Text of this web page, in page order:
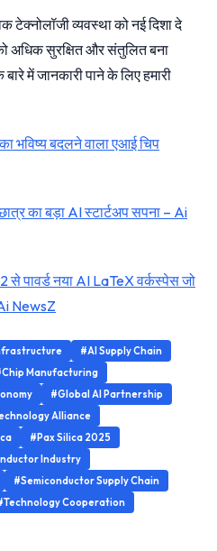
व्यवस्था को नई दिशा दे
अधिक सुरक्षित और संतुलित बना
में जानकारी पाने के लिए हमारी
भविष्य बदलने वाला एआई चिप
का बड़ा AI स्टार्टअप सपना – Ai
पावर्ड नया AI LaTeX वर्कस्पेस जो
NewsZ
#AI Supply Chain
Manufacturing
#Global AI Partnership
Alliance
#Pax Silica 2025
Industry
#Semiconductor Supply Chain
Cooperation